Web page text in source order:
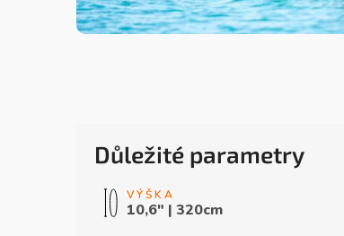
Důležité parametry
10,6" | 320cm